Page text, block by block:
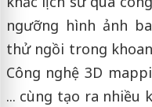
ngưỡng hình ảnh
thử ngồi trong
Công nghệ 3D
... cùng tạo ra nhiều